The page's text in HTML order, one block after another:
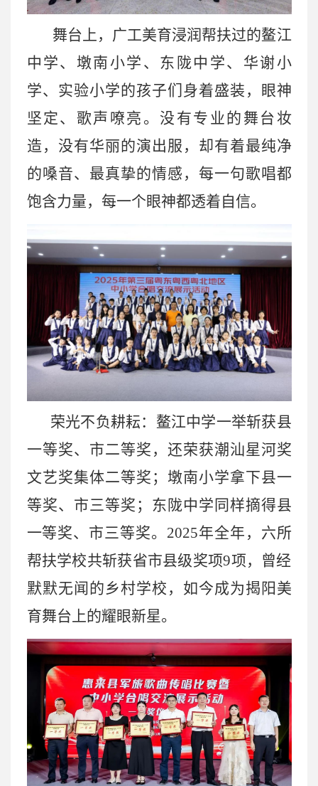
舞台上，广工美育浸润帮扶过的鳌江
中学、墩南小学、东陇中学、华谢小
学、实验小学的孩子们身着盛装，眼神
坚定、歌声嘹亮。没有专业的舞台妆
造，没有华丽的演出服，却有着最纯净
的嗓音、最真挚的情感，每一句歌唱都
饱含力量，每一个眼神都透着自信。
荣光不负耕耘：鳌江中学一举斩获县
一等奖、市二等奖，还荣获潮汕星河奖
文艺奖集体二等奖；墩南小学拿下县一
等奖、市三等奖；东陇中学同样摘得县
一等奖、市三等奖。 2025年全年，六所
帮扶学校共斩获省市县级奖项9项，曾经
默默无闻的乡村学校，如今成为揭阳美
育舞台上的耀眼新星。